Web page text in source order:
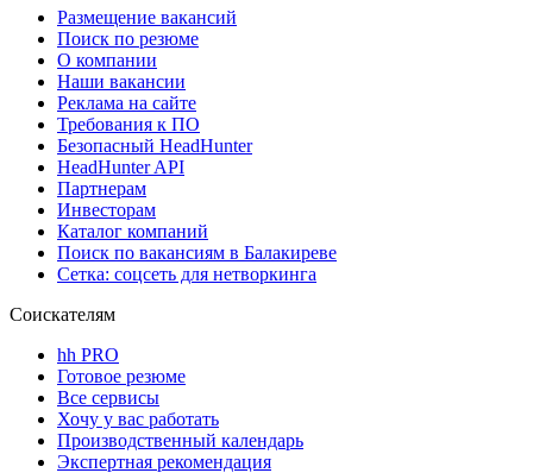
Размещение вакансий
Поиск по резюме
О компании
Наши вакансии
Реклама на сайте
Требования к ПО
Безопасный HeadHunter
HeadHunter API
Партнерам
Инвесторам
Каталог компаний
Поиск по вакансиям в Балакиреве
Сетка: соцсеть для нетворкинга
Соискателям
hh PRO
Готовое резюме
Все сервисы
Хочу у вас работать
Производственный календарь
Экспертная рекомендация